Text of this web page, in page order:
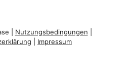
| Nutzungsbedingungen
Impressum